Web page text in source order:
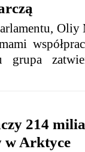
214
w Arktyce